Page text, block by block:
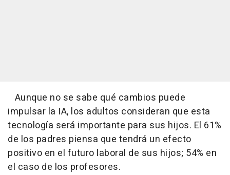
Aunque no se sabe qué cambios puede
impulsar la IA, los adultos consideran que esta
tecnología será importante para sus hijos. El 61%
de los padres piensa que tendrá un efecto
positivo en el futuro laboral de sus hijos; 54% en
el caso de los profesores.